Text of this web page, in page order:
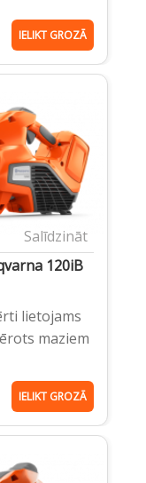
IELIKT GROZĀ
Salīdzināt
120iB
lietojams
maziem
IELIKT GROZĀ